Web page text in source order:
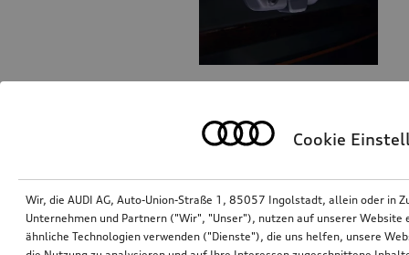
Front- und Heckkamera
*458,00
Cookie
Wir, die AUDI AG, Auto-Union-Straße 1, 85057 Ingolstadt, allein oder in
Unternehmen und Partnern ("Wir", "Unser"), nutzen auf unserer Website
ähnliche Technologien verwenden ("Dienste"), die uns helfen, unsere